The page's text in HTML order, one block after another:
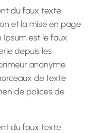
du faux texte
et la mise en page
Ipsum est le faux
depuis les
anonyme
de texte
de polices de
du faux texte